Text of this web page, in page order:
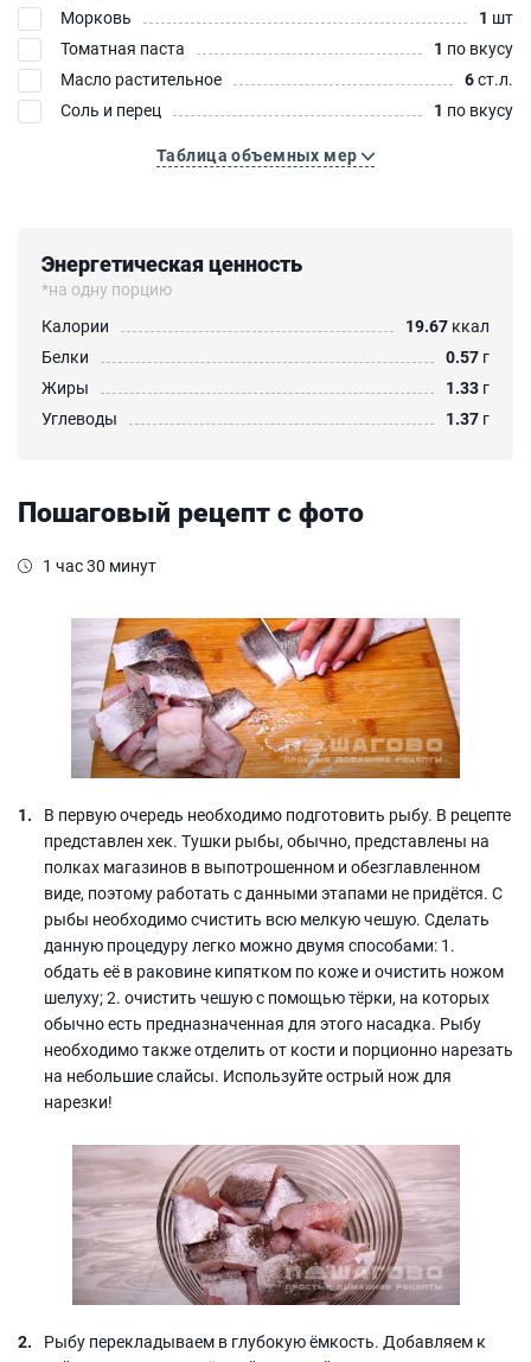
Морковь
1 шт
Томатная паста
1 по вкусу
Масло растительное
6ст.л.
Соль и перец
1 по вкусу
Таблица объемных мер
Энергетическая ценность
*на одну порцию
Калории
19.67 ккал
Белки
0.57 г
Жиры
1.33 г
Углеводы
1.37 г
Пошаговый рецепт с фото
1 час 30 минут
В первую очередь необходимо подготовить рыбу. В рецепте
представлен хек. Тушки рыбы, обычно, представлены на
полках магазинов в выпотрошенном и обезглавленном
виде, поэтому работать с данными этапами не придётся. С
рыбы необходимо счистить всю мелкую чешую. Сделать
данную процедуру легко можно двумя способами: 1.
обдать её в раковине кипятком по коже и очистить ножом
шелуху; 2. очистить чешую с помощью тёрки, на которых
обычно есть предназначенная для этого насадка. Рыбу
необходимо также отделить от кости и порционно нарезать
на небольшие слайсы. Используйте острый нож для
нарезки!
Рыбу перекладываем в глубокую ёмкость. Добавляем к